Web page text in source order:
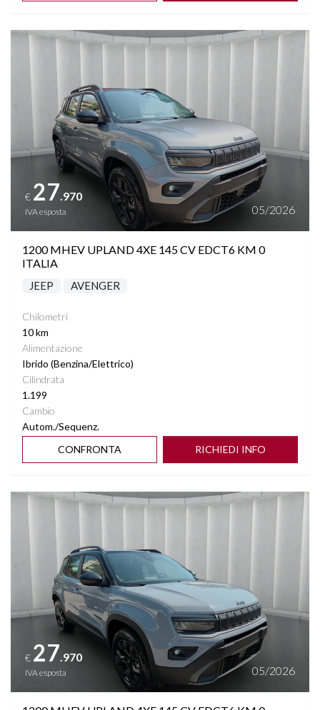
Vedi dettagli
€ 27 .970
IVA esposta 05/2026
1200 MHEV UPLAND 4XE 145 CV EDCT6 KM 0
ITALIA
JEEP AVENGER
Chilometri
10 km
Alimentazione
Ibrido (Benzina/Elettrico)
Cilindrata
1.199
Cambio
Autom./Sequenz.
CONFRONTA
RICHIEDI INFO
Vedi dettagli
€ 27.970
IVA esposta 05/2026